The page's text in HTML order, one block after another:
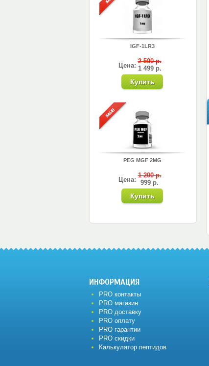
IGF-1LR3
Цена:
2 500 р.
1 499 р.
PEG MGF 2MG
Цена:
1 200 р.
999 р.
ИНФОРМАЦИЯ
PRO контакты
PRO магазин
PRO доставку
PRO оплату
PRO гарантии
PRO скидки
Калькулятор пептидов